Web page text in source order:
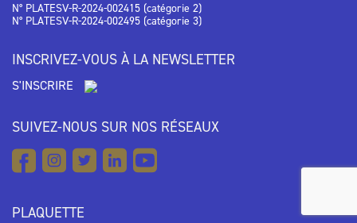
N° PLATESV-R-2024-002415 (catégorie 2)
N° PLATESV-R-2024-002495 (catégorie 3)
INSCRIVEZ-VOUS À LA NEWSLETTER
S'INSCRIRE
SUIVEZ-NOUS SUR NOS RÉSEAUX
PLAQUETTE